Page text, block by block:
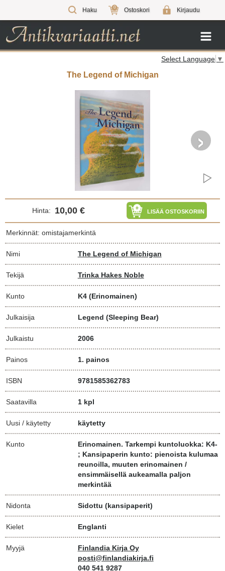
Haku 0 Ostoskori Kirjaudu
Select Language ▼
The Legend of Michigan
›
Hinta: 10,00 € LISÄÄ OSTOSKORIIN
Merkinnät: omistajamerkintä
Nimi The Legend of Michigan
Tekijä Trinka Hakes Noble
Kunto K4 (Erinomainen)
Julkaisija Legend (Sleeping Bear)
Julkaistu 2006
Painos 1. painos
ISBN 9781585362783
Saatavilla 1 kpl
Uusi / käytetty käytetty
Kunto
Erinomainen. Tarkempi kuntoluokka: K4-
; Kansipaperin kunto: pienoista kulumaa
reunoilla, muuten erinomainen /
ensimmäisellä aukeamalla paljon
merkintää
Nidonta Sidottu (kansipaperit)
Kielet Englanti
Myyjä
Finlandia Kirja Oy
posti@finlandiakirja.fi
040 541 9287